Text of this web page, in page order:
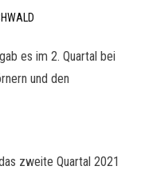
es im 2. Quartal bei
und den
zweite Quartal 2021